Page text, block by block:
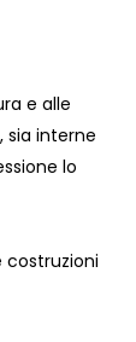
e alle
sia interne
lo
costruzioni